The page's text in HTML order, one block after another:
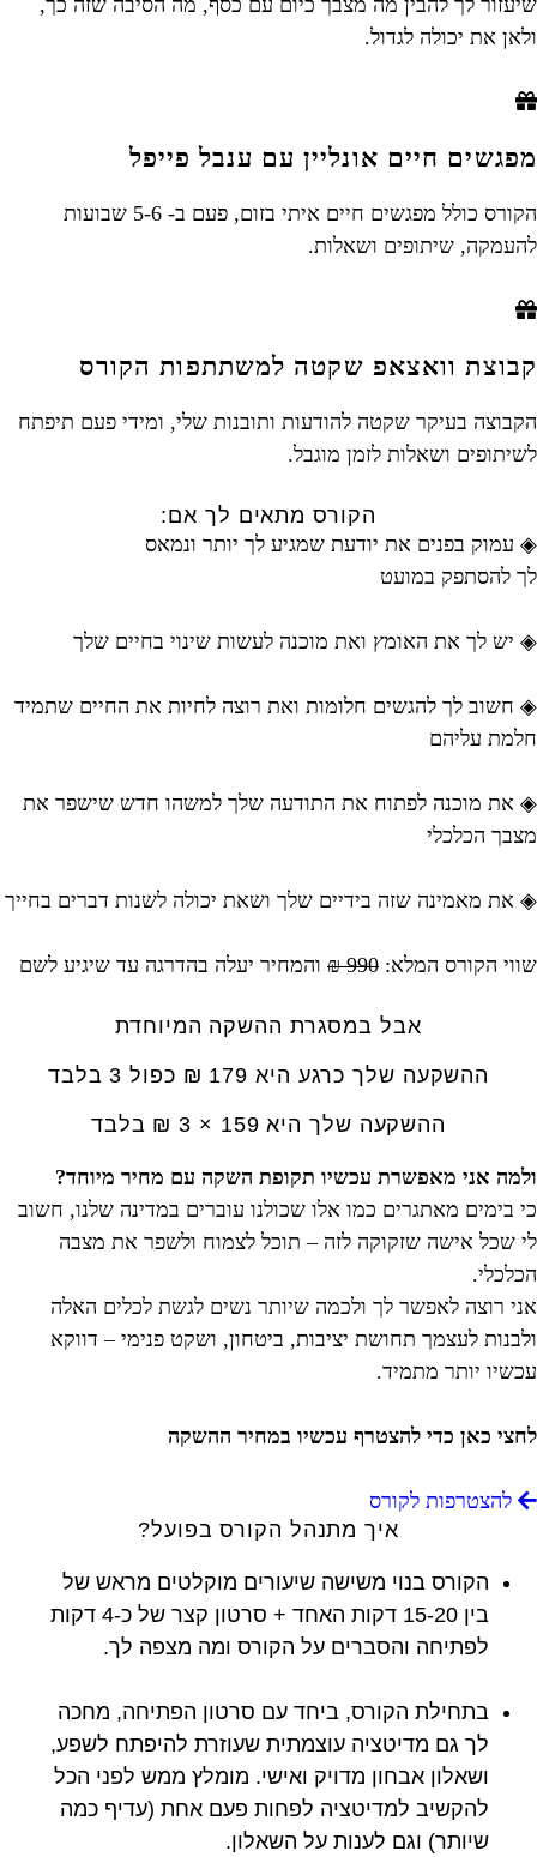
שיעזור לך להבין מה מצבך כיום עם כסף, מה הסיבה שזה כך,
ולאן את יכולה לגדול.
מפגשים חיים אונליין עם ענבל פייפל
הקורס כולל מפגשים חיים איתי בזום, פעם ב- 5-6 שבועות
להעמקה, שיתופים ושאלות.
קבוצת וואצאפ שקטה למשתתפות הקורס
הקבוצה בעיקר שקטה להודעות ותובנות שלי, ומידי פעם תיפתח
לשיתופים ושאלות לזמן מוגבל.
הקורס מתאים לך אם:
◈ עמוק בפנים את יודעת שמגיע לך יותר ונמאס
לך להסתפק במועט
◈ יש לך את האומץ ואת מוכנה לעשות שינוי בחיים שלך
◈ חשוב לך להגשים חלומות ואת רוצה לחיות את החיים שתמיד
חלמת עליהם
◈ את מוכנה לפתוח את התודעה שלך למשהו חדש שישפר את
מצבך הכלכלי
◈ את מאמינה שזה בידיים שלך ושאת יכולה לשנות דברים בחייך
שווי הקורס המלא: 990 ₪ והמחיר יעלה בהדרגה עד שיגיע לשם
אבל במסגרת ההשקה המיוחדת
ההשקעה שלך כרגע היא 179 ₪ כפול 3 בלבד
ההשקעה שלך היא 159 × 3 ₪ בלבד
ולמה אני מאפשרת עכשיו תקופת השקה עם מחיר מיוחד?
כי בימים מאתגרים כמו אלו שכולנו עוברים במדינה שלנו, חשוב
לי שכל אישה שזקוקה לזה – תוכל לצמוח ולשפר את מצבה
הכלכלי.
אני רוצה לאפשר לך ולכמה שיותר נשים לגשת לכלים האלה
ולבנות לעצמך תחושת יציבות, ביטחון, ושקט פנימי – דווקא
עכשיו יותר מתמיד.
לחצי כאן כדי להצטרף עכשיו במחיר ההשקה
להצטרפות לקורס
איך מתנהל הקורס בפועל?
הקורס בנוי משישה שיעורים מוקלטים מראש של
בין 15-20 דקות האחד + סרטון קצר של כ-4 דקות
לפתיחה והסברים על הקורס ומה מצפה לך.
בתחילת הקורס, ביחד עם סרטון הפתיחה, מחכה
לך גם מדיטציה עוצמתית שעוזרת להיפתח לשפע,
ושאלון אבחון מדויק ואישי. מומלץ ממש לפני הכל
להקשיב למדיטציה לפחות פעם אחת (עדיף כמה
שיותר) וגם לענות על השאלון.